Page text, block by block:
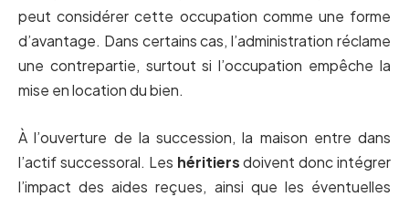
peut considérer cette occupation comme une forme
d’avantage. Dans certains cas, l’administration réclame
une contrepartie, surtout si l’occupation empêche la
mise en location du bien.
À l’ouverture de la succession, la maison entre dans
l’actif successoral. Les héritiersdoivent donc intégrer
l’impact des aides reçues, ainsi que les éventuelles